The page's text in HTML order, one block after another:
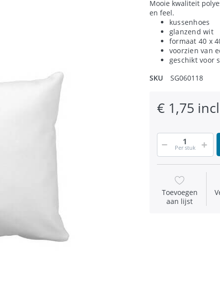
Mooie kwaliteit
en feel.
kussenhoes
glanzend wit
formaat 40 x
voorzien van
geschikt voor
SKU
SG060118
€ 1,75
Per stuk
Toevoegen
aan lijst